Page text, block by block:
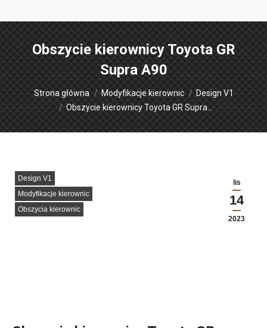
Obszycie kierownicy Toyota GR
Supra A90
Jesteś tutaj:
Strona główna Modyfikacje kierownic
Design V1
Obszycie kierownicy Toyota GR Supra…
lis
14
2023
Design V1
Modyfikacje kierownic
Obszycia kierownic